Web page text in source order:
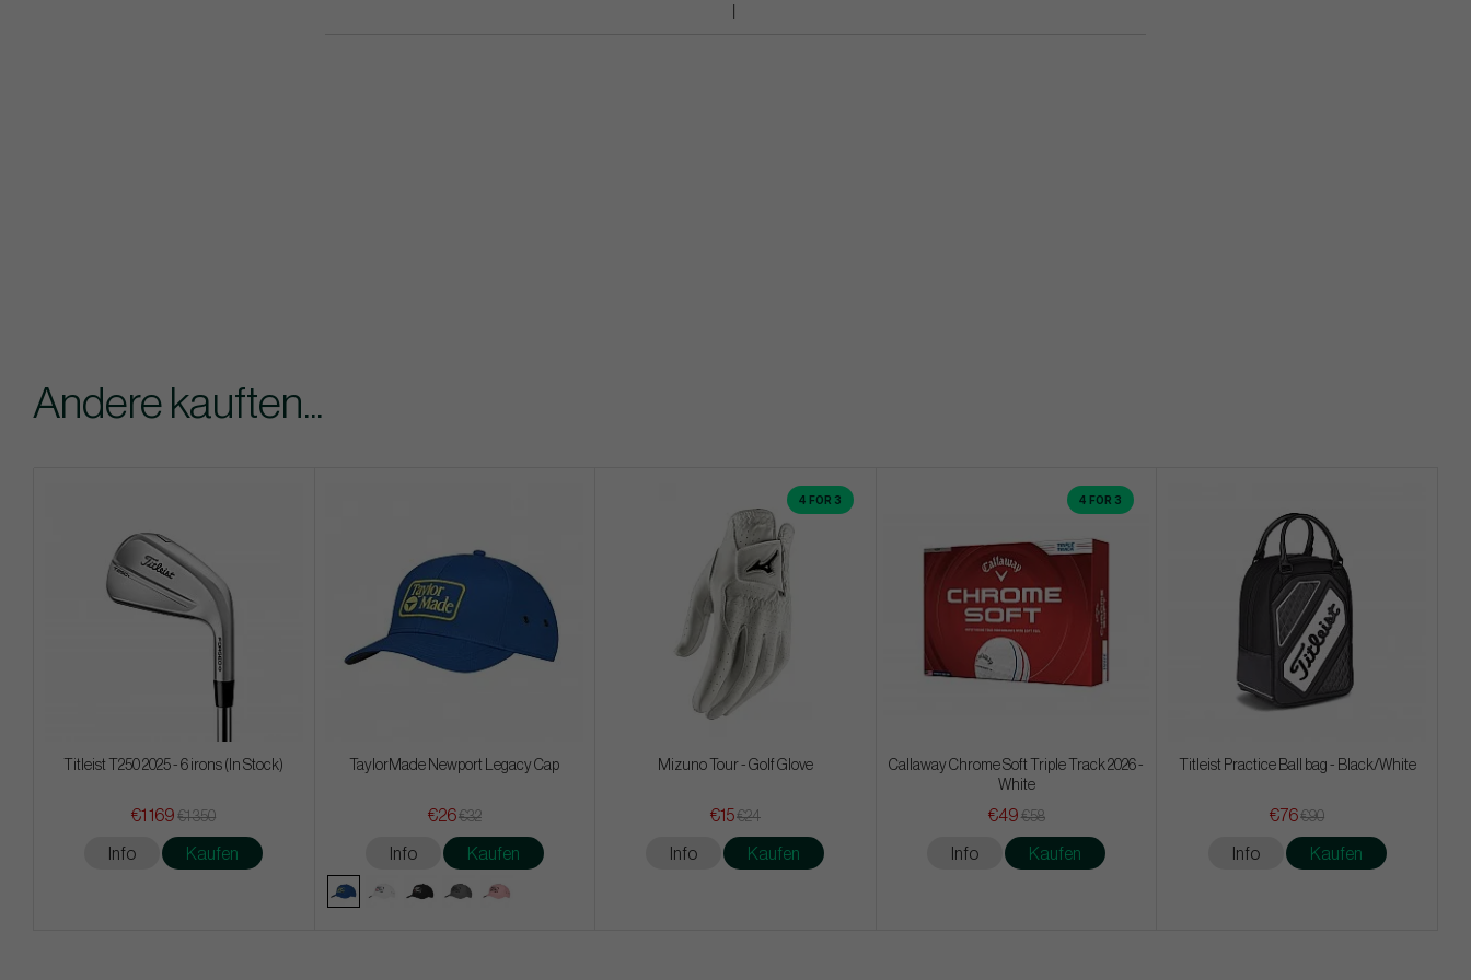
Andere kauften...
Titleist T250 2025 - 6 irons (In Stock)
€1 169 €1 350
Info Kaufen
TaylorMade Newport Legacy Cap
€26€32
Info Kaufen
4 FOR 3
Mizuno Tour - Golf Glove
€15€24
Info Kaufen
4 FOR 3
Callaway Chrome Soft Triple Track 2026 -
White
€49 €58
Info Kaufen
Titleist Practice Ball bag - Black/White
€76€90
Info Kaufen